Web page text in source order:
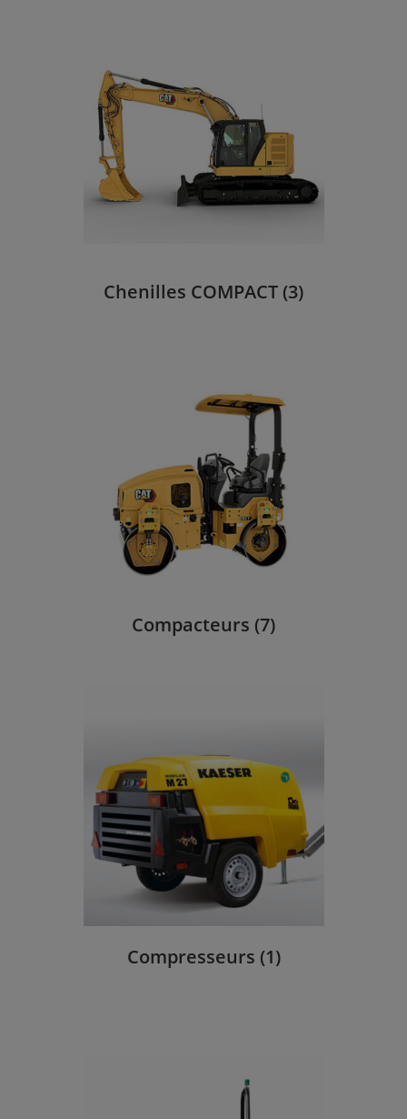
Chenilles COMPACT (3)
Compacteurs (7)
Compresseurs (1)